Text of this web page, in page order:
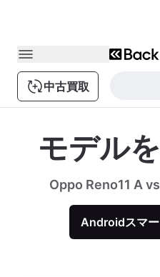
中古買取
モデル
Oppo Reno11 A
Androidスマ